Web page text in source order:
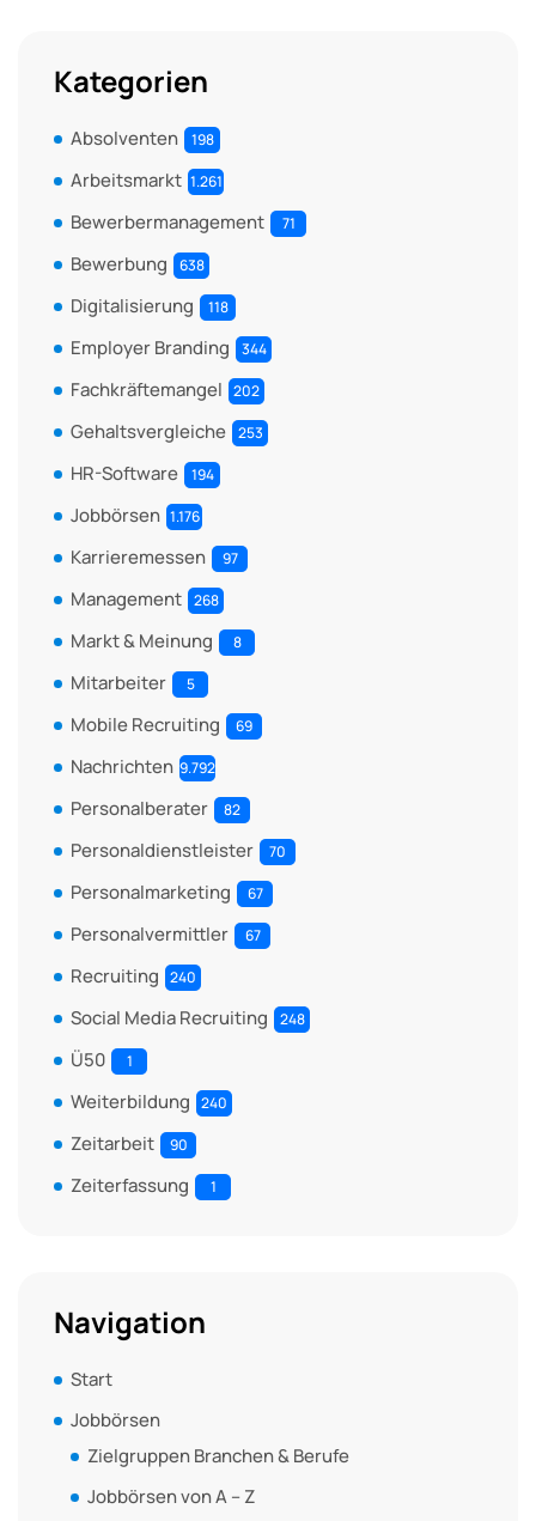
Kategorien
Absolventen 198
Arbeitsmarkt 1.261
Bewerbermanagement 71
Bewerbung 638
Digitalisierung 118
Employer Branding 344
Fachkräftemangel 202
Gehaltsvergleiche 253
HR-Software 194
Jobbörsen 1.176
Karrieremessen 97
Management 268
Markt & Meinung 8
Mitarbeiter 5
Mobile Recruiting 69
Nachrichten 9.792
Personalberater 82
Personaldienstleister 70
Personalmarketing 67
Personalvermittler 67
Recruiting 240
Social Media Recruiting 248
Ü50 1
Weiterbildung 240
Zeitarbeit 90
Zeiterfassung 1
Navigation
Start
Jobbörsen
Zielgruppen Branchen & Berufe
Jobbörsen von A – Z